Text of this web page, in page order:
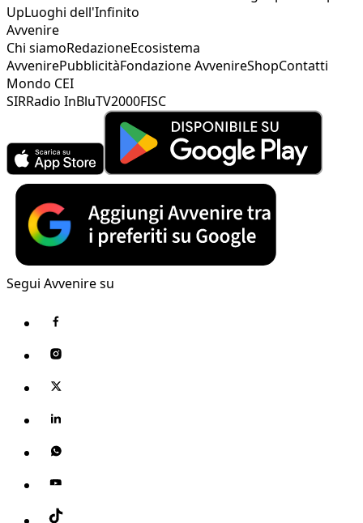
UpLuoghi dell'Infinito
Avvenire
Chi siamoRedazioneEcosistema
AvvenirePubblicitàFondazione AvvenireShopContatti
Mondo CEI
SIRRadio InBluTV2000FISC
Segui Avvenire su